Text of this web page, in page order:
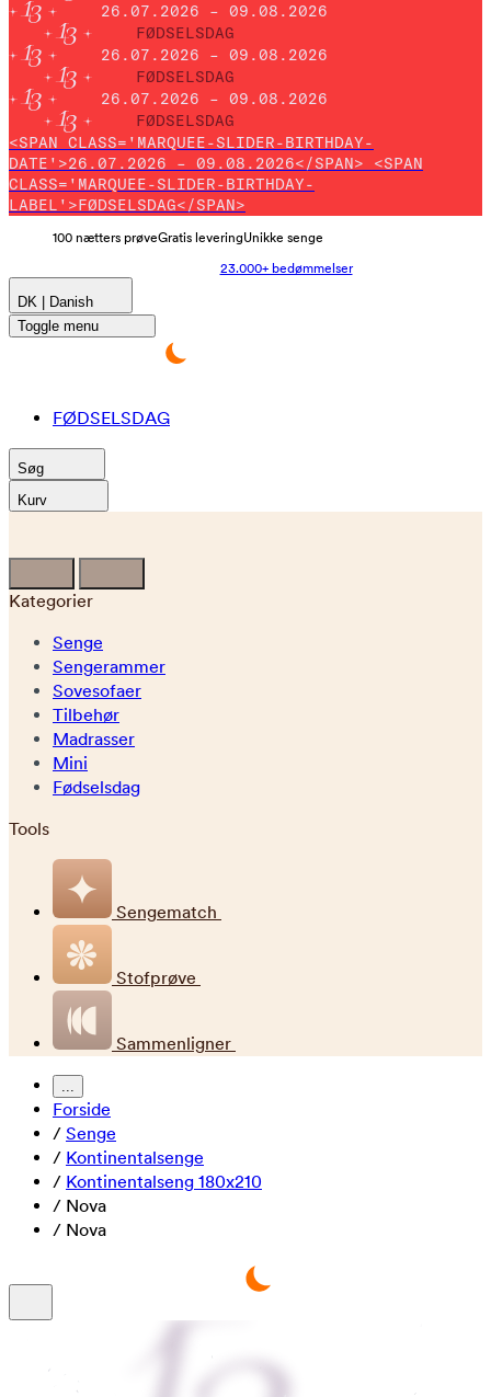
26.07.2026 – 09.08.2026
FØDSELSDAG
26.07.2026 – 09.08.2026
FØDSELSDAG
26.07.2026 – 09.08.2026
FØDSELSDAG
<SPAN CLASS='MARQUEE-SLIDER-BIRTHDAY-
DATE'>26.07.2026 – 09.08.2026</SPAN> <SPAN
CLASS='MARQUEE-SLIDER-BIRTHDAY-
LABEL'>FØDSELSDAG</SPAN>
100 nætters prøveGratis leveringUnikke senge
23.000+ bedømmelser
DK | Danish
Toggle menu
FØDSELSDAG
Søg
Kurv
Kategorier
Senge
Sengerammer
Sovesofaer
Tilbehør
Madrasser
Mini
Fødselsdag
Tools
Sengematch
Stofprøve
Sammenligner
...
Forside
/ Senge
/ Kontinentalsenge
/ Kontinentalseng 180x210
/ Nova
/ Nova